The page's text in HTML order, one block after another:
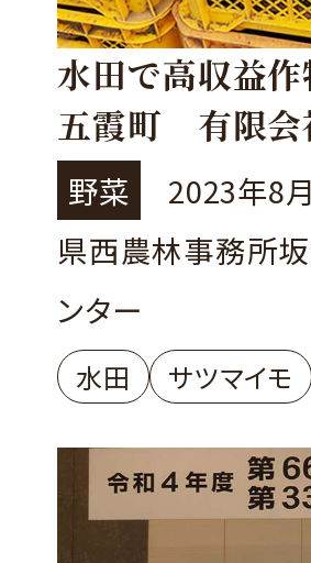
水田で高収益
五霞町 有限会
野菜
2023年8
県西農林事務所
ンター
水田 サツマイモ